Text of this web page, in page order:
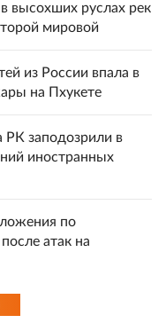
высохших руслах рек
мировой
из России впала в
на Пхукете
заподозрили в
иностранных
по
атак на